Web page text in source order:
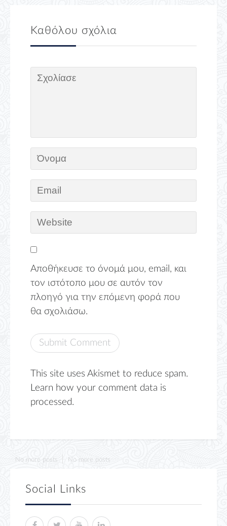
Καθόλου σχόλια
Αποθήκευσε το όνομά μου, email, και
τον ιστότοπο μου σε αυτόν τον
πλοηγό για την επόμενη φορά που
θα σχολιάσω.
This site uses Akismet to reduce spam.
Learn how your comment data is
processed.
No more posts No more posts
Social Links